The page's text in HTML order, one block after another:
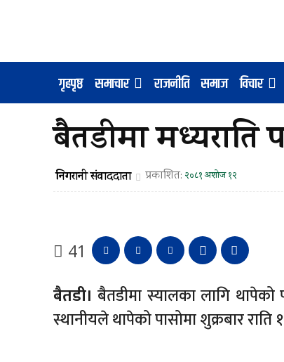
गृहपृष्ठ समाचार राजनीति समाज विचार
बैतडीमा मध्यराति
निगरानी संवाददाता प्रकाशित: २०८१ अशोज १२
41
बैतडी। बैतडीमा स्यालका लागि
स्थानीयले थापेको पासोमा शुक्रबार राति